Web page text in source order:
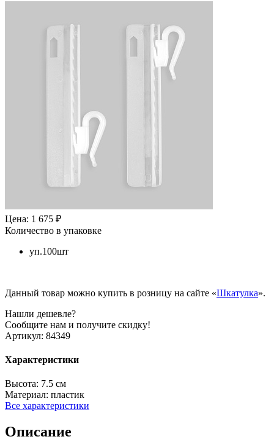
Цена: 1 675 ₽
Количество в упаковке
уп.100шт
Данный товар можно купить в розницу на сайте «Шкатулка».
Нашли дешевле?
Сообщите нам и получите скидку!
Артикул: 84349
Характеристики
Высота: 7.5 см
Материал: пластик
Все характеристики
Описание